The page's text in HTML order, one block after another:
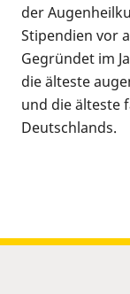
der
Stipendien vor
Gegründet im
die älteste
und die älteste
Deutschlands.